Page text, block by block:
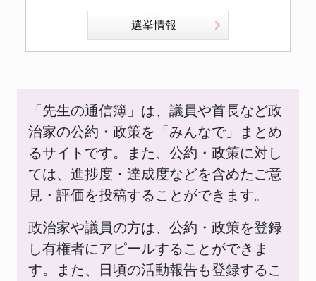
選挙情報
「先生の通信簿」は、議員や首長など政
治家の公約・政策を「みんなで」まとめ
るサイトです。また、公約・政策に対し
ては、進捗度・達成度などを含めたご意
見・評価を投稿することができます。
政治家や議員の方は、公約・政策を登録
し有権者にアピールすることができま
す。また、日頃の活動報告も登録するこ